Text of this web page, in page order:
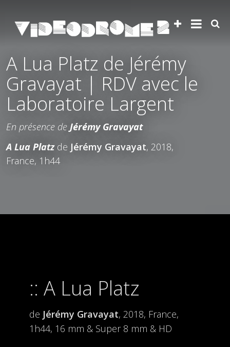
A Lua Platz de Jérémy
Gravayat | RDV avec le
Laboratoire Largent
En présence de Jérémy Gravayat
A Lua Platz de Jérémy Gravayat, 2018,
France, 1h44
A Lua Platz
de Jérémy Gravayat, 2018, France,
1h44, 16 mm & Super 8 mm & HD